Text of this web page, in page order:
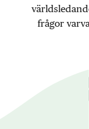
frågor